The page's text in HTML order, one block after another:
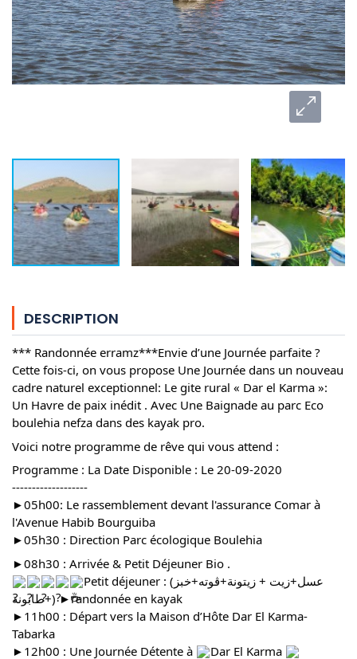
DESCRIPTION
*** Randonnée erramz***Envie d’une Journée parfaite ?
Cette fois-ci, on vous propose Une Journée dans un nouveau
cadre naturel exceptionnel: Le gite rural « Dar el Karma »:
Un Havre de paix inédit . Avec Une Baignade au parc Eco
boulehia nefza dans des kayak pro.
Voici notre programme de rêve qui vous attend :
Programme : La Date Disponible : Le 20-09-2020
-------------------
►05h00: Le rassemblement devant l'assurance Comar à
l'Avenue Habib Bourguiba
►05h30 : Direction Parc écologique Boulehia
►08h30 : Arrivée & Petit Déjeuner Bio .
Petit déjeuner : (عسل+زيت + زيتونة+ڨوته+خبز
طابونة+) ►randonnée en kayak
►11h00 : Départ vers la Maison d’Hôte Dar El Karma-
Tabarka
►12h00 : Une Journée Détente à
Dar El Karma